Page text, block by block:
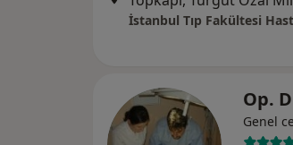
İstanbul Tıp Fakültesi
Op.
Genel